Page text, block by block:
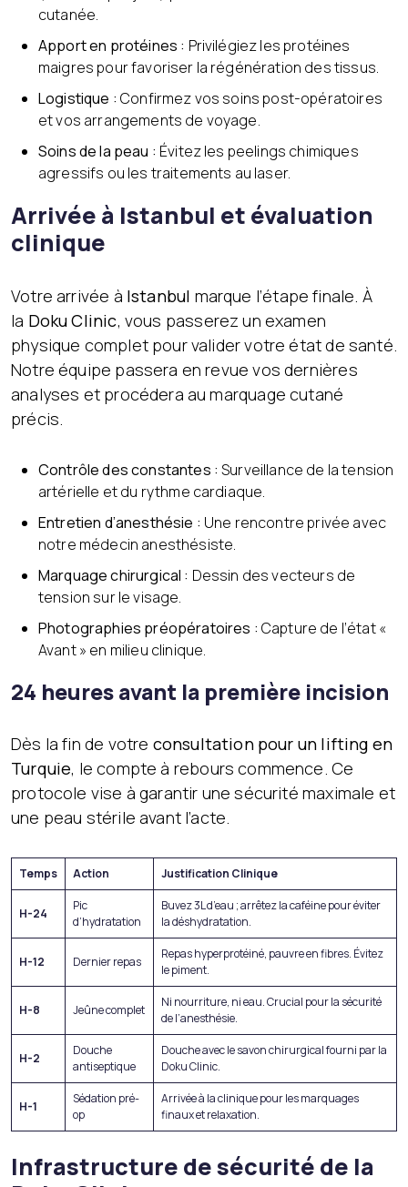
cutanée.
Apport en protéines : Privilégiez les protéines
maigres pour favoriser la régénération des tissus.
Logistique : Confirmez vos soins post-opératoires
et vos arrangements de voyage.
Soins de la peau : Évitez les peelings chimiques
agressifs ou les traitements au laser.
Arrivée à Istanbul et évaluation
clinique
Votre arrivée à Istanbul marque l’étape finale. À
la Doku Clinic, vous passerez un examen
physique complet pour valider votre état de santé.
Notre équipe passera en revue vos dernières
analyses et procédera au marquage cutané
précis.
Contrôle des constantes : Surveillance de la tension
artérielle et du rythme cardiaque.
Entretien d’anesthésie : Une rencontre privée avec
notre médecin anesthésiste.
Marquage chirurgical : Dessin des vecteurs de
tension sur le visage.
Photographies préopératoires : Capture de l’état «
Avant » en milieu clinique.
24 heures avant la première incision
Dès la fin de votre consultation pour un lifting en
Turquie, le compte à rebours commence. Ce
protocole vise à garantir une sécurité maximale et
une peau stérile avant l’acte.
Temps Action Justification Clinique
H-24
Pic
d’hydratation
Buvez 3L d’eau ; arrêtez la caféine pour éviter
la déshydratation.
H-12 Dernier repas
Repas hyperprotéiné, pauvre en fibres. Évitez
le piment.
H-8 Jeûne complet
Ni nourriture, ni eau. Crucial pour la sécurité
de l’anesthésie.
H-2
Douche
antiseptique
Douche avec le savon chirurgical fourni par la
Doku Clinic.
H-1
Sédation pré-
op
Arrivée à la clinique pour les marquages
finaux et relaxation.
Infrastructure de sécurité de la